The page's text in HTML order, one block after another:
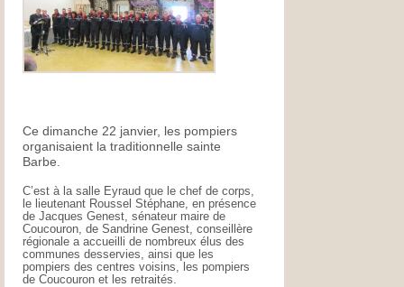
Ce dimanche 22 janvier, les pompiers
organisaient la traditionnelle sainte
Barbe.
C’est à la salle Eyraud que le chef de corps,
le lieutenant Roussel Stéphane, en présence
de Jacques Genest, sénateur maire de
Coucouron, de Sandrine Genest, conseillère
régionale a accueilli de nombreux élus des
communes desservies, ainsi que les
pompiers des centres voisins, les pompiers
de Coucouron et les retraités.